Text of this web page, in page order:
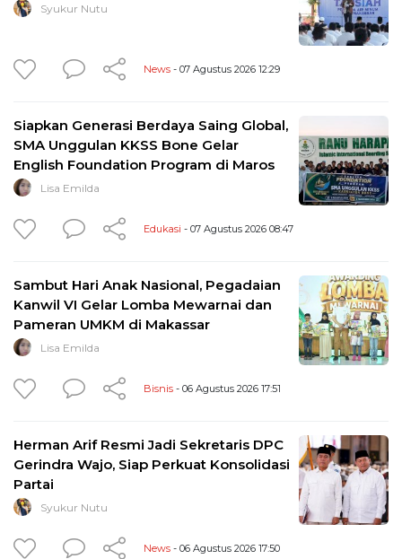
Syukur Nutu
News - 07 Agustus 2026 12:29
Siapkan Generasi Berdaya Saing Global,
SMA Unggulan KKSS Bone Gelar
English Foundation Program di Maros
Lisa Emilda
Edukasi - 07 Agustus 2026 08:47
Sambut Hari Anak Nasional, Pegadaian
Kanwil VI Gelar Lomba Mewarnai dan
Pameran UMKM di Makassar
Lisa Emilda
Bisnis - 06 Agustus 2026 17:51
Herman Arif Resmi Jadi Sekretaris DPC
Gerindra Wajo, Siap Perkuat Konsolidasi
Partai
Syukur Nutu
News - 06 Agustus 2026 17:50